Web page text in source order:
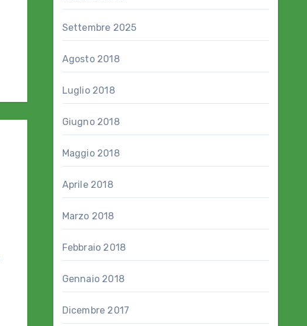
Settembre 2025
Agosto 2018
Luglio 2018
Giugno 2018
Maggio 2018
Aprile 2018
Marzo 2018
Febbraio 2018
Gennaio 2018
Dicembre 2017